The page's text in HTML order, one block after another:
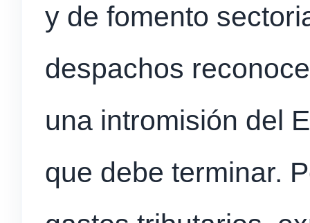
y de fomento
despachos
una intromisión del
que debe terminar.